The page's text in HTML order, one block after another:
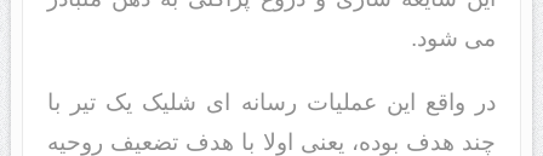
می شود.
در واقع این عملیات رسانه ای شلیک یک تیر با
چند هدف بوده، یعنی اولا با هدف تضعیف روحیه